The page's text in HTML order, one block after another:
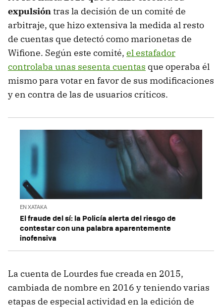
expulsióntras la decisión de un comité de
arbitraje, que hizo extensiva la medida al resto
de cuentas que detectó como marionetas de
Wifione. Según este comité, el estafador
controlaba unas sesenta cuentas que operaba él
mismo para votar en favor de sus modificaciones
y en contra de las de usuarios críticos.
EN XATAKA
El fraude del sí: la Policía alerta del riesgo de
contestar con una palabra aparentemente
inofensiva
La cuenta de Lourdes fue creada en 2015,
cambiada de nombre en 2016 y teniendo varias
etapas de especial actividad en la edición de